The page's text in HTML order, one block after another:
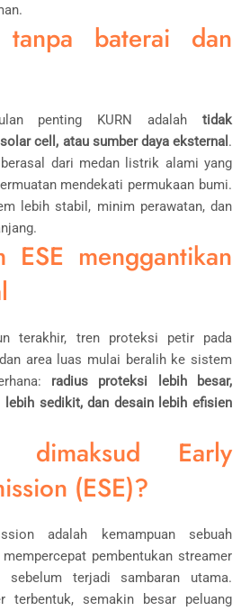
baterai dan
penting KURN adalah tidak
cell, atau sumber daya eksternal .
dari medan listrik alami yang
mendekati permukaan bumi.
lebih stabil, minim perawatan, dan
ESE menggantikan
terakhir, tren proteksi petir pada
area luas mulai beralih ke sistem
radius proteksi lebih besar,
sedikit, dan desain lebih efisien
dimaksud Early
(ESE)?
adalah kemampuan sebuah
pembentukan streamer
terjadi sambaran utama.
terbentuk, semakin besar peluang